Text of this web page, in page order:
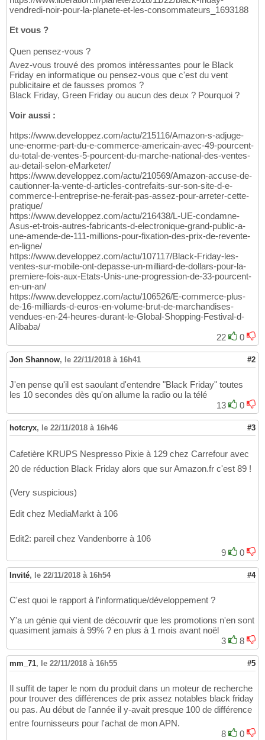
vendredi-noir-pour-la-planete-et-les-consommateurs_1693188
Et vous ?
Quen pensez-vous ?
Avez-vous trouvé des promos intéressantes pour le Black
Friday en informatique ou pensez-vous que c'est du vent
publicitaire et de fausses promos ?
Black Friday, Green Friday ou aucun des deux ? Pourquoi ?
Voir aussi :
https://www.developpez.com/actu/215116/Amazon-s-adjuge-
une-enorme-part-du-e-commerce-americain-avec-49-pourcent-
du-total-de-ventes-5-pourcent-du-marche-national-des-ventes-
au-detail-selon-eMarketer/
https://www.developpez.com/actu/210569/Amazon-accuse-de-
cautionner-la-vente-d-articles-contrefaits-sur-son-site-d-e-
commerce-l-entreprise-ne-ferait-pas-assez-pour-arreter-cette-
pratique/
https://www.developpez.com/actu/216438/L-UE-condamne-
Asus-et-trois-autres-fabricants-d-electronique-grand-public-a-
une-amende-de-111-millions-pour-fixation-des-prix-de-revente-
en-ligne/
https://www.developpez.com/actu/107117/Black-Friday-les-
ventes-sur-mobile-ont-depasse-un-milliard-de-dollars-pour-la-
premiere-fois-aux-Etats-Unis-une-progression-de-33-pourcent-
en-un-an/
https://www.developpez.com/actu/106526/E-commerce-plus-
de-16-milliards-d-euros-en-volume-brut-de-marchandises-
vendues-en-24-heures-durant-le-Global-Shopping-Festival-d-
Alibaba/
22
0
Jon Shannow, le 22/11/2018 à 16h41 #2
J'en pense qu'il est saoulant d'entendre "Black Friday" toutes
les 10 secondes dès qu'on allume la radio ou la télé
13
0
hotcryx, le 22/11/2018 à 16h46 #3
Cafetière KRUPS Nespresso Pixie à 129 chez Carrefour avec
20 de réduction Black Friday alors que sur Amazon.fr c'est 89 !
(Very suspicious)
Edit chez MediaMarkt à 106
Edit2: pareil chez Vandenborre à 106
9
0
Invité, le 22/11/2018 à 16h54 #4
C'est quoi le rapport à l'informatique/développement ?
Y'a un génie qui vient de découvrir que les promotions n'en sont
quasiment jamais à 99% ? en plus à 1 mois avant noël
3
8
mm_71, le 22/11/2018 à 16h55 #5
Il suffit de taper le nom du produit dans un moteur de recherche
pour trouver des différences de prix assez notables black friday
ou pas. Au début de l'année il y-avait presque 100 de différence
entre fournisseurs pour l'achat de mon APN.
8
0